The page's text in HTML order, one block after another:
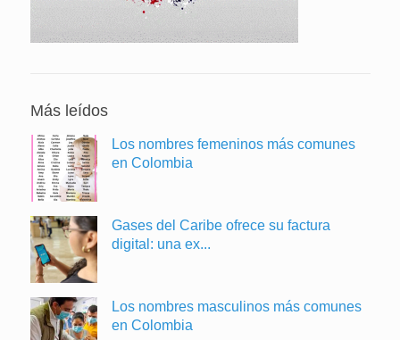
Más leídos
Los nombres femeninos más comunes
en Colombia
Gases del Caribe ofrece su factura
digital: una ex...
Los nombres masculinos más comunes
en Colombia